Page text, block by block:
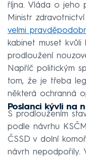
října. Vláda o jeho
Ministr zdravotnictví
velmi
kabinet muset
prodloužení
Napříč politickým
tom, že je třeba
některá ochranná
Poslanci kývli na
S prodloužením
podle návrhu
ČSSD v dolní
návrh nepodpořily.